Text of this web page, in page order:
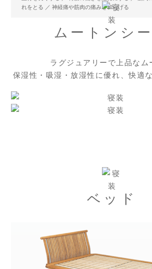
れをとる ／ 神経痛や筋肉の痛みを和らげる
ムートンシ
ラグジュアリーで上品なム
保湿性・吸湿・放湿性に優れ、快適
ベッド